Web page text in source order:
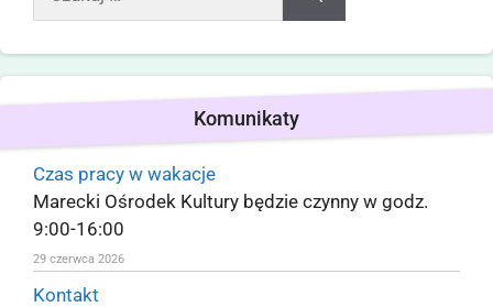
Komunikaty
Czas pracy w wakacje
Marecki Ośrodek Kultury będzie czynny w godz.
9:00-16:00
29 czerwca 2026
Kontakt